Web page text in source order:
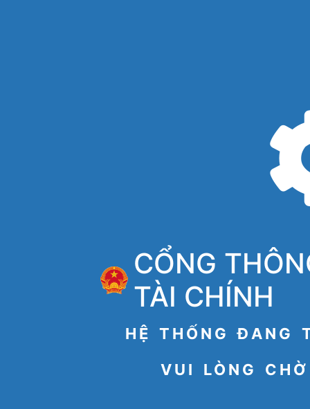
CỔNG
TÀI CHÍNH
HỆ THỐNG ĐANG
VUI LÒNG